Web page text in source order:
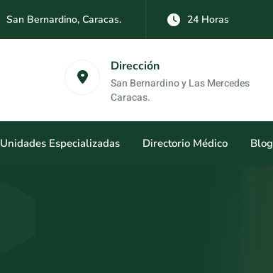
San Bernardino, Caracas. 24 Horas
Las Mercedes, Caracas.Dirección
San Bernardino y Las Mercedes
Caracas.
Unidades Especializadas Directorio Médico Blog